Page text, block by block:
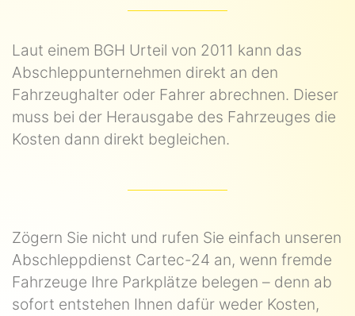
Laut einem BGH Urteil von 2011 kann das
Abschleppunternehmen direkt an den
Fahrzeughalter oder Fahrer abrechnen. Dieser
muss bei der Herausgabe des Fahrzeuges die
Kosten dann direkt begleichen.
Zögern Sie nicht und rufen Sie einfach unseren
Abschleppdienst Cartec-24 an, wenn fremde
Fahrzeuge Ihre Parkplätze belegen – denn ab
sofort entstehen Ihnen dafür weder Kosten,